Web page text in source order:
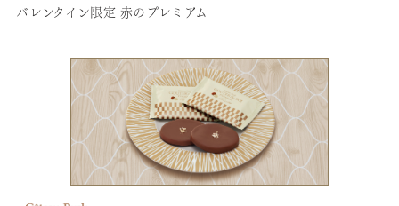
バレンタイン限定 赤のプレミアム